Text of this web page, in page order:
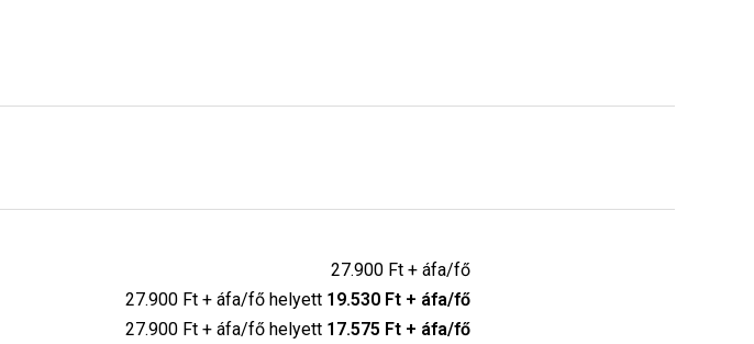
27.900 Ft + áfa/fő
27.900 Ft + áfa/fő helyett 19.530 Ft + áfa/fő
27.900 Ft + áfa/fő helyett 17.575 Ft + áfa/fő